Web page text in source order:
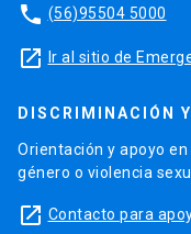
phone (56)95504 5000
launch Ir al sitio de
DISCRIMINACIÓN
Orientación y apoyo
género o violencia
launch Contacto para